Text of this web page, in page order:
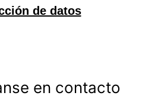
en contacto